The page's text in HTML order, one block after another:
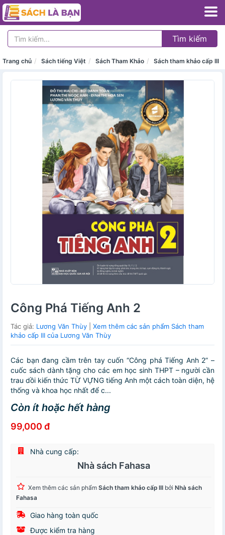
Tìm kiếm
Trang chủ Sách tiếng Việt Sách Tham Khảo Sách tham khảo cấp III
Công Phá Tiếng Anh 2
Tác giả: Lương Văn Thùy
Xem thêm các sản phẩm Sách tham
khảo cấp III của Lương Văn Thùy
Các bạn đang cầm trên tay cuốn “Công phá Tiếng Anh 2” –
cuốc sách dành tặng cho các em học sinh THPT – người cần
trau dồi kiến thức TỪ VỰNG tiếng Anh một cách toàn diện, hệ
thống và khoa học nhất để c...
Còn ít hoặc hết hàng
99,000 đ
Nhà cung cấp:
Nhà sách Fahasa
Xem thêm các sản phẩm Sách tham khảo cấp III bởi Nhà sách
Fahasa
Giao hàng toàn quốc
Được kiểm tra hàng